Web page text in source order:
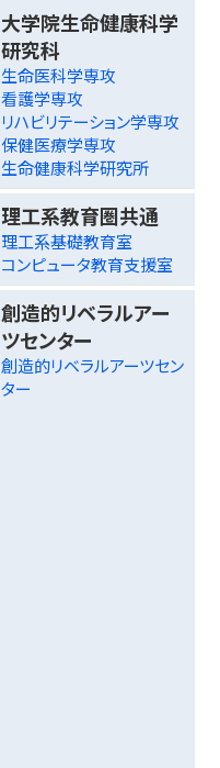
大学院生命健康科学
研究科
生命医科学専攻
看護学専攻
リハビリテーション学専攻
保健医療学専攻
生命健康科学研究所
理工系教育圏共通
理工系基礎教育室
コンピュータ教育支援室
創造的リベラルアー
ツセンター
創造的リベラルアーツセン
ター